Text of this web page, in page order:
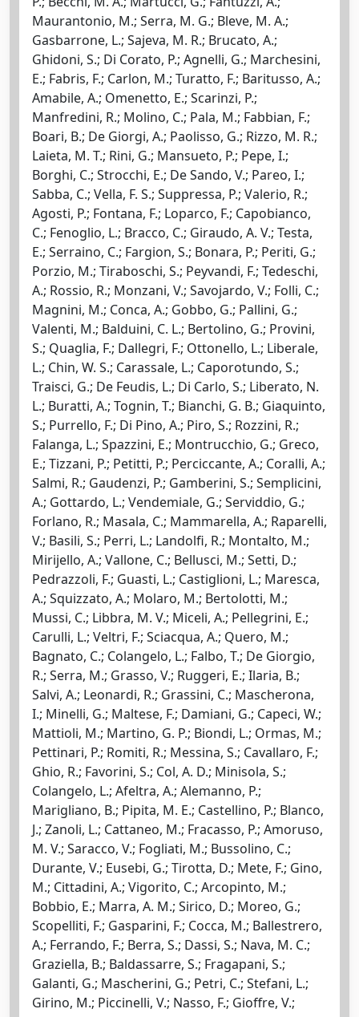
Maurantonio, M.; Serra, M. G.; Bleve, M. A.;
Gasbarrone, L.; Sajeva, M. R.; Brucato, A.;
Ghidoni, S.; Di Corato, P.; Agnelli, G.; Marchesini,
E.; Fabris, F.; Carlon, M.; Turatto, F.; Baritusso, A.;
Amabile, A.; Omenetto, E.; Scarinzi, P.;
Manfredini, R.; Molino, C.; Pala, M.; Fabbian, F.;
Boari, B.; De Giorgi, A.; Paolisso, G.; Rizzo, M. R.;
Laieta, M. T.; Rini, G.; Mansueto, P.; Pepe, I.;
Borghi, C.; Strocchi, E.; De Sando, V.; Pareo, I.;
Sabba, C.; Vella, F. S.; Suppressa, P.; Valerio, R.;
Agosti, P.; Fontana, F.; Loparco, F.; Capobianco,
C.; Fenoglio, L.; Bracco, C.; Giraudo, A. V.; Testa,
E.; Serraino, C.; Fargion, S.; Bonara, P.; Periti, G.;
Porzio, M.; Tiraboschi, S.; Peyvandi, F.; Tedeschi,
A.; Rossio, R.; Monzani, V.; Savojardo, V.; Folli, C.;
Magnini, M.; Conca, A.; Gobbo, G.; Pallini, G.;
Valenti, M.; Balduini, C. L.; Bertolino, G.; Provini,
S.; Quaglia, F.; Dallegri, F.; Ottonello, L.; Liberale,
L.; Chin, W. S.; Carassale, L.; Caporotundo, S.;
Traisci, G.; De Feudis, L.; Di Carlo, S.; Liberato, N.
L.; Buratti, A.; Tognin, T.; Bianchi, G. B.; Giaquinto,
S.; Purrello, F.; Di Pino, A.; Piro, S.; Rozzini, R.;
Falanga, L.; Spazzini, E.; Montrucchio, G.; Greco,
E.; Tizzani, P.; Petitti, P.; Perciccante, A.; Coralli, A.;
Salmi, R.; Gaudenzi, P.; Gamberini, S.; Semplicini,
A.; Gottardo, L.; Vendemiale, G.; Serviddio, G.;
Forlano, R.; Masala, C.; Mammarella, A.; Raparelli,
V.; Basili, S.; Perri, L.; Landolfi, R.; Montalto, M.;
Mirijello, A.; Vallone, C.; Bellusci, M.; Setti, D.;
Pedrazzoli, F.; Guasti, L.; Castiglioni, L.; Maresca,
A.; Squizzato, A.; Molaro, M.; Bertolotti, M.;
Mussi, C.; Libbra, M. V.; Miceli, A.; Pellegrini, E.;
Carulli, L.; Veltri, F.; Sciacqua, A.; Quero, M.;
Bagnato, C.; Colangelo, L.; Falbo, T.; De Giorgio,
R.; Serra, M.; Grasso, V.; Ruggeri, E.; Ilaria, B.;
Salvi, A.; Leonardi, R.; Grassini, C.; Mascherona,
I.; Minelli, G.; Maltese, F.; Damiani, G.; Capeci, W.;
Mattioli, M.; Martino, G. P.; Biondi, L.; Ormas, M.;
Pettinari, P.; Romiti, R.; Messina, S.; Cavallaro, F.;
Ghio, R.; Favorini, S.; Col, A. D.; Minisola, S.;
Colangelo, L.; Afeltra, A.; Alemanno, P.;
Marigliano, B.; Pipita, M. E.; Castellino, P.; Blanco,
J.; Zanoli, L.; Cattaneo, M.; Fracasso, P.; Amoruso,
M. V.; Saracco, V.; Fogliati, M.; Bussolino, C.;
Durante, V.; Eusebi, G.; Tirotta, D.; Mete, F.; Gino,
M.; Cittadini, A.; Vigorito, C.; Arcopinto, M.;
Bobbio, E.; Marra, A. M.; Sirico, D.; Moreo, G.;
Scopelliti, F.; Gasparini, F.; Cocca, M.; Ballestrero,
A.; Ferrando, F.; Berra, S.; Dassi, S.; Nava, M. C.;
Graziella, B.; Baldassarre, S.; Fragapani, S.;
Galanti, G.; Mascherini, G.; Petri, C.; Stefani, L.;
Girino, M.; Piccinelli, V.; Nasso, F.; Gioffre, V.;